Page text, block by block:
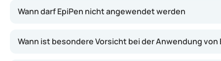
Wann darf EpiPen nicht angewendet werden
Wann ist besondere Vorsicht bei der Anwendung von